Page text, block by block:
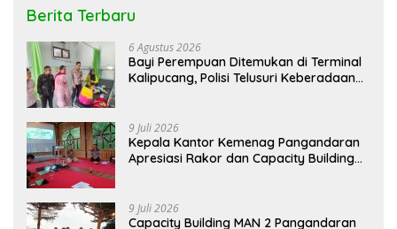
Berita Terbaru
6 Agustus 2026
Bayi Perempuan Ditemukan di Terminal
Kalipucang, Polisi Telusuri Keberadaan
9 Juli 2026
Kepala Kantor Kemenag Pangandaran
Apresiasi Rakor dan Capacity Building
9 Juli 2026
Capacity Building MAN 2 Pangandaran